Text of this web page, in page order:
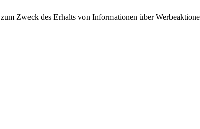
zum Zweck des Erhalts von Informationen über